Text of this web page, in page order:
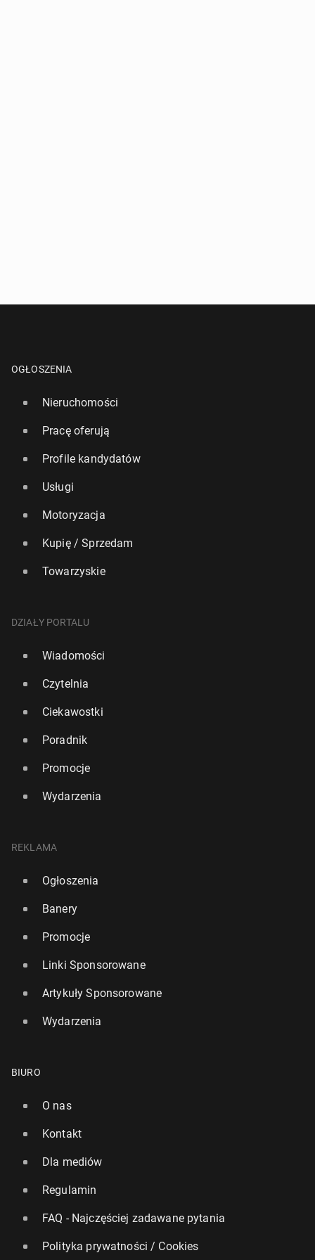
OGŁOSZENIA
Nieruchomości
Pracę oferują
Profile kandydatów
Usługi
Motoryzacja
Kupię / Sprzedam
Towarzyskie
DZIAŁY PORTALU
Wiadomości
Czytelnia
Ciekawostki
Poradnik
Promocje
Wydarzenia
REKLAMA
Ogłoszenia
Banery
Promocje
Linki Sponsorowane
Artykuły Sponsorowane
Wydarzenia
BIURO
O nas
Kontakt
Dla mediów
Regulamin
FAQ - Najczęściej zadawane pytania
Polityka prywatności / Cookies